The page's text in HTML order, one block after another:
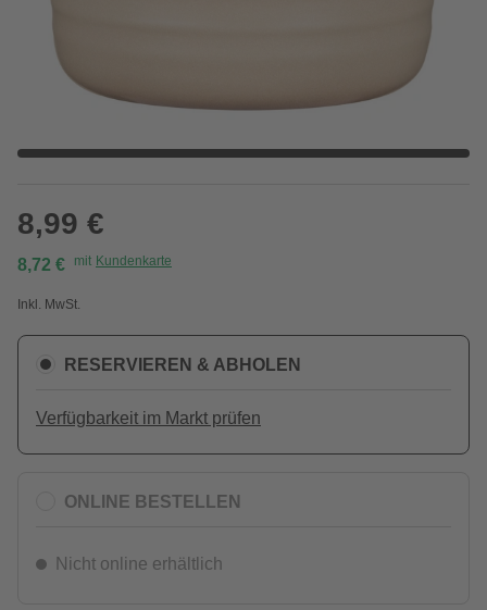
8,99 €
8,72 € mit Kundenkarte
Inkl. MwSt.
RESERVIEREN & ABHOLEN
Verfügbarkeit im Markt prüfen
ONLINE BESTELLEN
Nicht online erhältlich